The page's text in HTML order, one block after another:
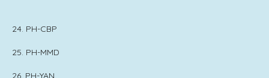
24. PH-CBP
25. PH-MMD
26. PH-YAN